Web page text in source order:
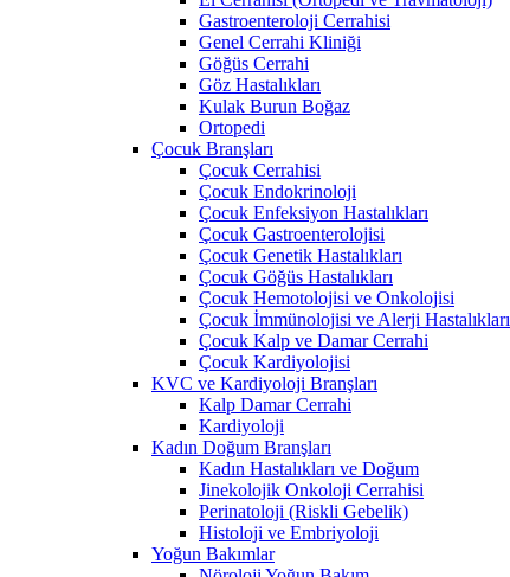
Gastroenteroloji Cerrahisi
Genel Cerrahi Kliniği
Göğüs Cerrahi
Göz Hastalıkları
Kulak Burun Boğaz
Ortopedi
Çocuk Branşları
Çocuk Cerrahisi
Çocuk Endokrinoloji
Çocuk Enfeksiyon Hastalıkları
Çocuk Gastroenterolojisi
Çocuk Genetik Hastalıkları
Çocuk Göğüs Hastalıkları
Çocuk Hemotolojisi ve Onkolojisi
Çocuk İmmünolojisi ve Alerji Hastalıkları
Çocuk Kalp ve Damar Cerrahi
Çocuk Kardiyolojisi
KVC ve Kardiyoloji Branşları
Kalp Damar Cerrahi
Kardiyoloji
Kadın Doğum Branşları
Kadın Hastalıkları ve Doğum
Jinekolojik Onkoloji Cerrahisi
Perinatoloji (Riskli Gebelik)
Histoloji ve Embriyoloji
Yoğun Bakımlar